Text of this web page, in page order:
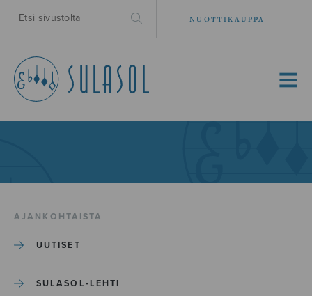
NUOTTIKAUPPA
MENU
AJANKOHTAISTA
UUTISET
SULASOL-LEHTI